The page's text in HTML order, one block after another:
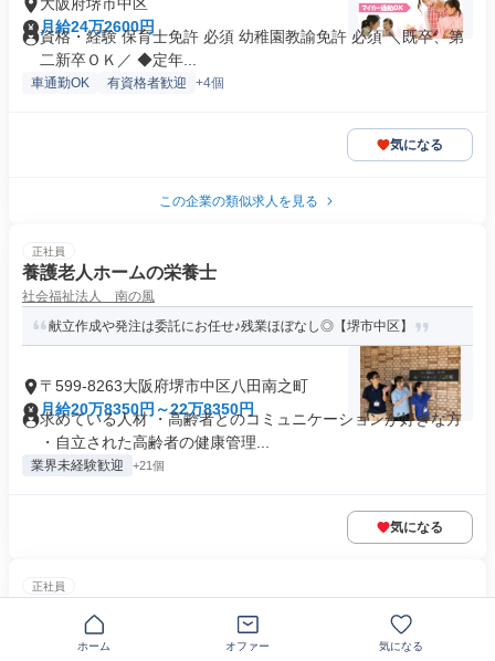
月給24万2600円
資格・経験 保育士免許 必須 幼稚園教諭免許 必須 ＼既卒、第
二新卒ＯＫ／ ◆定年...
車通勤OK 有資格者歓迎 +4個
気になる
この企業の類似求人を見る
正社員
養護老人ホームの栄養士
社会福祉法人 南の風
献立作成や発注は委託にお任せ♪残業ほぼなし◎【堺市中区】
〒599-8263大阪府堺市中区八田南之町
月給20万8350円～22万8350円
求めている人材 ・高齢者とのコミュニケーションが好きな方
・自立された高齢者の健康管理...
業界未経験歓迎 +21個
気になる
正社員
株式会社こうむら
ホーム オファー 気になる